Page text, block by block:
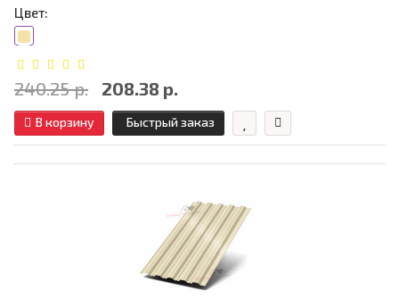
Цвет:
240.25 р. 208.38 р.
В корзину Быстрый заказ